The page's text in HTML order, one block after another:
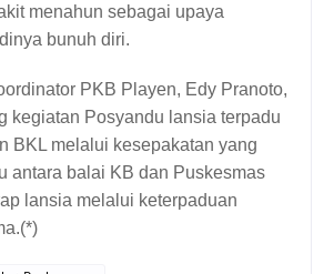
menahun sebagai upaya
bunuh diri.
PKB Playen, Edy Pranoto,
kegiatan Posyandu lansia terpadu
BKL melalui kesepakatan yang
antara balai KB dan Puskesmas
lansia melalui keterpaduan